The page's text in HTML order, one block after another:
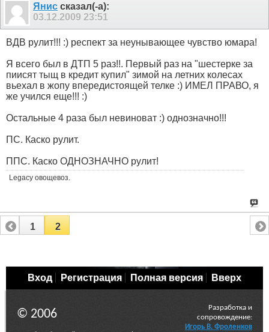
Янис сказал(-а):
03.12.2009 23:51
ВДВ рулит!!! :) респект за неунывающее чувство юмара!
Я всего был в ДТП 5 раз!!. Первый раз на "шестерке за
пиисят тыщ в кредит купил" зимой на летних колесах
вьехал в жопу впередистоящей телке :) ИМЕЛ ПРАВО, я
же учился еще!!! :)
Остальные 4 раза был невиноват :) однозначно!!!
ПС. Каско рулит.
ППС. Каско ОДНОЗНАЧНО рулит!
Legacy овощевоз.
1 2
Вход Регистрация Полная версия Вверх
© 2006
Разработка и
сопровождение:
Игорь В. Фроленков